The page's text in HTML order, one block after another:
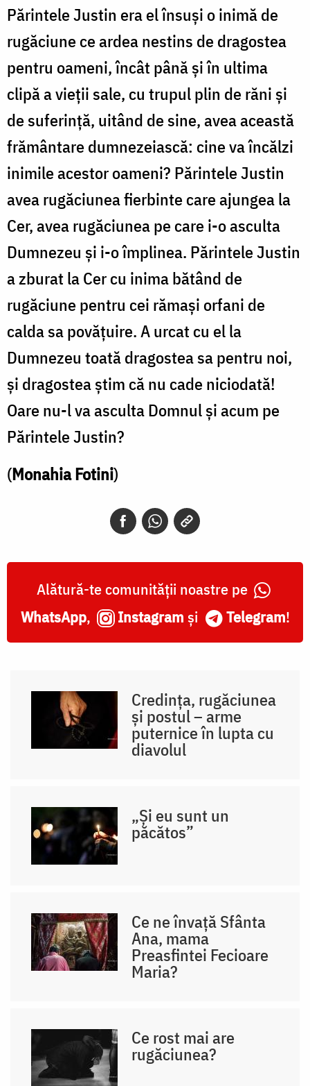
Părintele Justin era el însuși o inimă de
rugăciune ce ardea nestins de dragostea
pentru oameni, încât până și în ultima
clipă a vieții sale, cu trupul plin de răni și
de suferință, uitând de sine, avea această
frământare dumnezeiască: cine va încălzi
inimile acestor oameni? Părintele Justin
avea rugăciunea fierbinte care ajungea la
Cer, avea rugăciunea pe care i-o asculta
Dumnezeu și i-o împlinea. Părintele Justin
a zburat la Cer cu inima bătând de
rugăciune pentru cei rămași orfani de
calda sa povățuire. A urcat cu el la
Dumnezeu toată dragostea sa pentru noi,
și dragostea știm că nu cade niciodată!
Oare nu-l va asculta Domnul și acum pe
Părintele Justin?
(Monahia Fotini)
Alătură-te comunității noastre pe
WhatsApp, Instagram și Telegram!
Credința, rugăciunea
și postul – arme
puternice în lupta cu
diavolul
„Și eu sunt un
păcătos”
Ce ne învață Sfânta
Ana, mama
Preasfintei Fecioare
Maria?
Ce rost mai are
rugăciunea?